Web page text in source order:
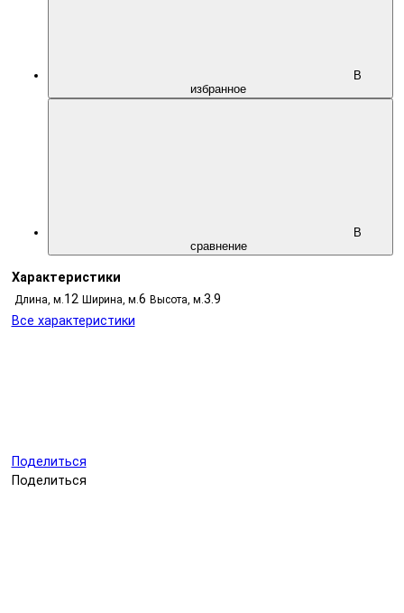
В
избранное
В
сравнение
Характеристики
Длина, м.12 Ширина, м.6 Высота, м.3.9
Все характеристики
Поделиться
Поделиться